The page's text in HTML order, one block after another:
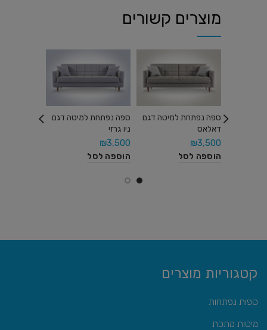
מוצרים קשורים
ספה נפתחת למיטה דגם
דאלאס
₪3,500
הוספה לסל
ספה נפתחת למיטה דגם
ניו גרזי
₪3,500
הוספה לסל
קטגוריות מוצרים
ספות נפתחות
מיטות מתכת